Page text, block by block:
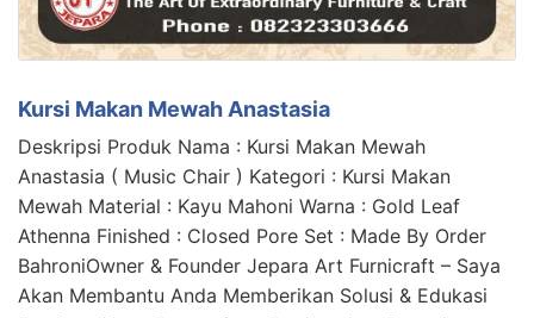
Kursi Makan Mewah Anastasia
Deskripsi Produk Nama : Kursi Makan Mewah
Anastasia ( Music Chair ) Kategori : Kursi Makan
Mewah Material : Kayu Mahoni Warna : Gold Leaf
Athenna Finished : Closed Pore Set : Made By Order
BahroniOwner & Founder Jepara Art Furnicraft – Saya
Akan Membantu Anda Memberikan Solusi & Edukasi